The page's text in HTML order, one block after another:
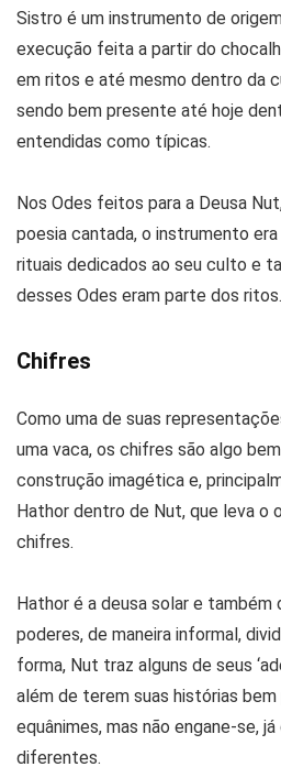
Sistro é um instrumento de
execução feita a partir do
em ritos e até mesmo dentro da
sendo bem presente até hoje
entendidas como típicas.
Nos Odes feitos para a Deusa
poesia cantada, o instrumento
rituais dedicados ao seu culto e
desses Odes eram parte dos ritos.
Chifres
Como uma de suas
uma vaca, os chifres são algo
construção imagética e,
Hathor dentro de Nut, que leva o
chifres.
Hathor é a deusa solar e também
poderes, de maneira informal,
forma, Nut traz alguns de seus
além de terem suas histórias
equânimes, mas não engane-se,
diferentes.